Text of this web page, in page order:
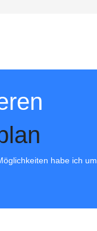
habe ich um